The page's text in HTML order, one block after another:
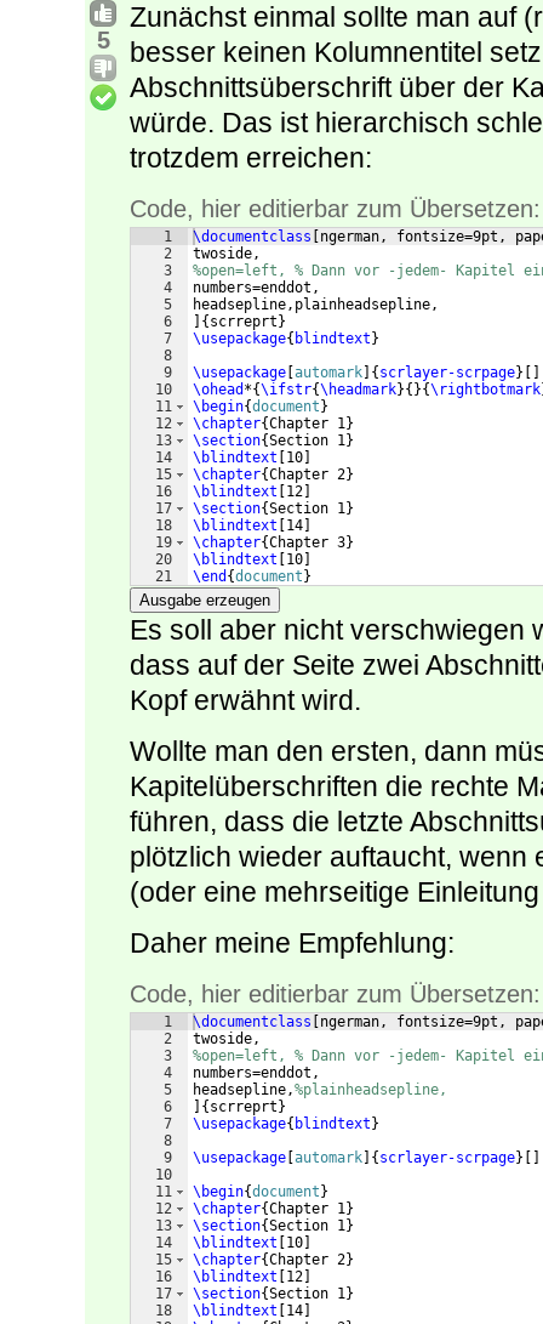
5
Zunächst einmal sollte man auf
besser keinen Kolumnentitel
Abschnittsüberschrift über der
würde. Das ist hierarchisch
trotzdem erreichen:
Code, hier editierbar zum Übersetzen:
1
2
3
4
5
6
7
8
9
10
11
12
13
14
15
16
17
18
19
20
21
\documentclass
ngerman, fontsize=9pt,
twoside,
%open=left, % Dann vor -jedem- Kapitel
numbers=enddot,
headsepline,plainheadsepline,
{ scrreprt }
\usepackage{ blindtext }
\usepackage automark { scrlayer-scrpage}
\ohead *{\ifstr{\headmark}{ }{\rightbotmark
\begin{document }
\chapter{Chapter 1}
\section{Section 1}
\blindtext
10
\chapter{Chapter 2}
\blindtext
12
\section{Section 1}
\blindtext
14
\chapter{Chapter 3}
\blindtext
10
\end {document }
Ausgabe erzeugen
Es soll aber nicht verschwiegen
dass auf der Seite zwei
Kopf erwähnt wird.
Wollte man den ersten, dann
Kapitelüberschriften die rechte
führen, dass die letzte
plötzlich wieder auftaucht, wenn
(oder eine mehrseitige
Daher meine Empfehlung:
Code, hier editierbar zum Übersetzen:
1
2
3
4
5
6
7
8
9
10
11
12
13
14
15
16
17
18
\documentclass
ngerman, fontsize=9pt,
twoside,
%open=left, % Dann vor -jedem- Kapitel
numbers=enddot,
headsepline,%plainheadsepline,
{ scrreprt }
\usepackage{ blindtext }
\usepackage automark { scrlayer-scrpage}
\begin{document }
\chapter{Chapter 1}
\section{Section 1}
\blindtext
10
\chapter{Chapter 2}
\blindtext
12
\section{Section 1}
\blindtext
14